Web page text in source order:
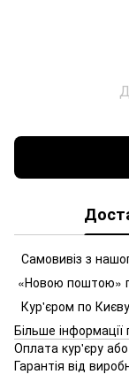
Самовивіз з
«Новою поштою»
Кур'єром по
Більше
Оплата кур'єру
Гарантія від